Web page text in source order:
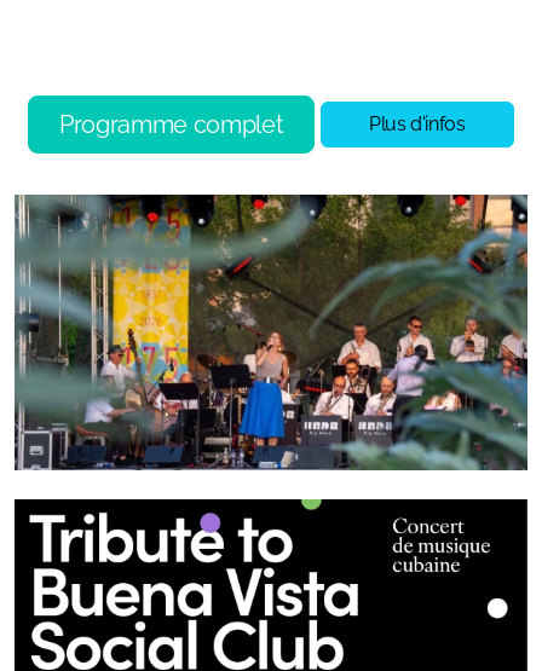
Programme complet Plus d'infos